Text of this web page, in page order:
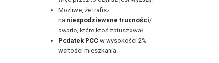
Możliwe, że trafisz
na niespodziewane trudności/
awarie, które ktoś zatuszował.
Podatek PCCw wysokości 2%
wartości mieszkania.